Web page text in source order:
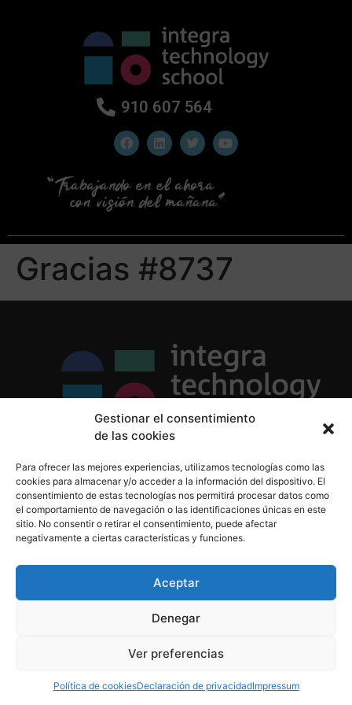
Gestionar el consentimiento
de las cookies
Para ofrecer las mejores experiencias, utilizamos tecnologías como las
cookies para almacenar y/o acceder a la información del dispositivo. El
consentimiento de estas tecnologías nos permitirá procesar datos como
el comportamiento de navegación o las identificaciones únicas en este
sitio. No consentir o retirar el consentimiento, puede afectar
negativamente a ciertas características y funciones.
Aceptar
Denegar
Ver preferencias
Política de cookiesDeclaración de privacidadImpressum
910 607 564
Gracias #8737
Política de Cookies
Aviso Legal
910 607 564
derechos reservados